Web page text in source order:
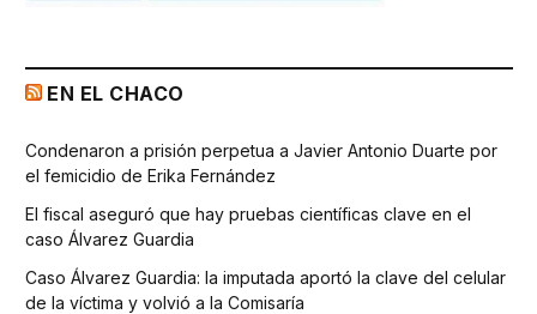
EN EL CHACO
Condenaron a prisión perpetua a Javier Antonio Duarte por
el femicidio de Erika Fernández
El fiscal aseguró que hay pruebas científicas clave en el
caso Álvarez Guardia
Caso Álvarez Guardia: la imputada aportó la clave del celular
de la víctima y volvió a la Comisaría